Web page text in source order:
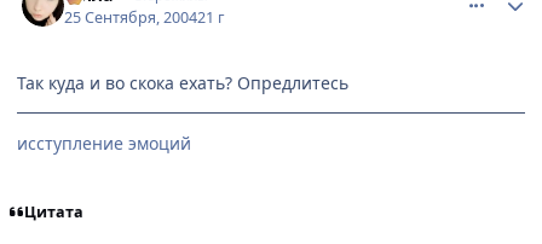
25 Сентября, 200421 г
Так куда и во скока ехать? Опредлитесь
исступление эмоций
Цитата